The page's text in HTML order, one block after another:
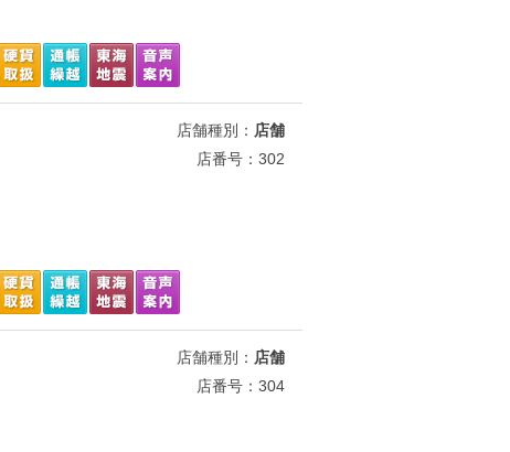
店舗種別： 店舗
店番号：302
店舗種別： 店舗
店番号：304